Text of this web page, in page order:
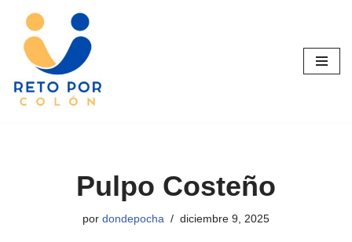
Saltar
contenido
Pulpo Costeño
por dondepocha diciembre 9, 2025